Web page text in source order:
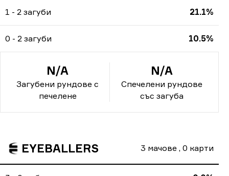
1 - 2 загуби 21.1%
0 - 2 загуби 10.5%
Загубени рундове с
печелене
N/A
Спечелени рундове
със загуба
N/A
EYEBALLERS 3 мачове , 0 карти